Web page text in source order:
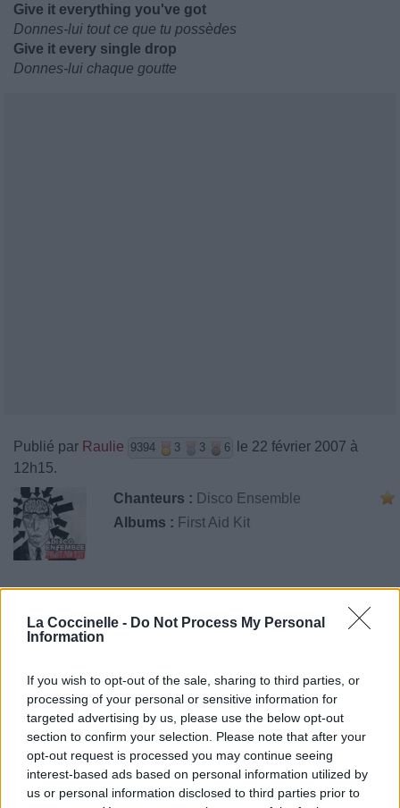
La Coccinelle - Do Not Process My Personal
Information
If you wish to opt-out of the sale, sharing to third parties, or
processing of your personal or sensitive information for
targeted advertising by us, please use the below opt-out
section to confirm your selection. Please note that after your
opt-out request is processed you may continue seeing
interest-based ads based on personal information utilized by
us or personal information disclosed to third parties prior to
Give it everything you've got
Donnes-lui tout ce que tu possèdes
Give it every single drop
Donnes-lui chaque goutte
Publié par Raulie 9394 3 3 6
le 22 février 2007 à
12h15.
Chanteurs : Disco Ensemble
Albums : First Aid Kit
⇑
Commentaires
Pour prolonger le plaisir musical :
Vous aimez chanter, apprenez la guitare chez
Télécharger légalement les MP3 sur
Télécharger légalement les MP3 ou trouver le CD sur